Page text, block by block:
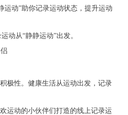
运动”助你记录运动状态，提升运动
动从“静静运动”出发。
极性。健康生活从运动出发，记录
运动的小伙伴们打造的线上记录运